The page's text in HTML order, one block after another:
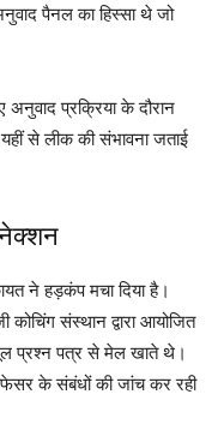
पैनल का हिस्सा थे जो
प्रक्रिया के दौरान
से लीक की संभावना जताई
ने हड़कंप मचा दिया है।
संस्थान द्वारा आयोजित
प्रश्न पत्र से मेल खाते थे।
के संबंधों की जांच कर रही